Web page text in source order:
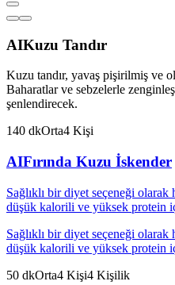
AIKuzu Tandır
Kuzu tandır, yavaş pişirilmiş ve
Baharatlar ve sebzelerle
şenlendirecek.
140 dkOrta4 Kişi
AIFırında Kuzu İskender
Sağlıklı bir diyet seçeneği olarak
düşük kalorili ve yüksek protein
Sağlıklı bir diyet seçeneği olarak
düşük kalorili ve yüksek protein
50 dkOrta4 Kişi4 Kişilik